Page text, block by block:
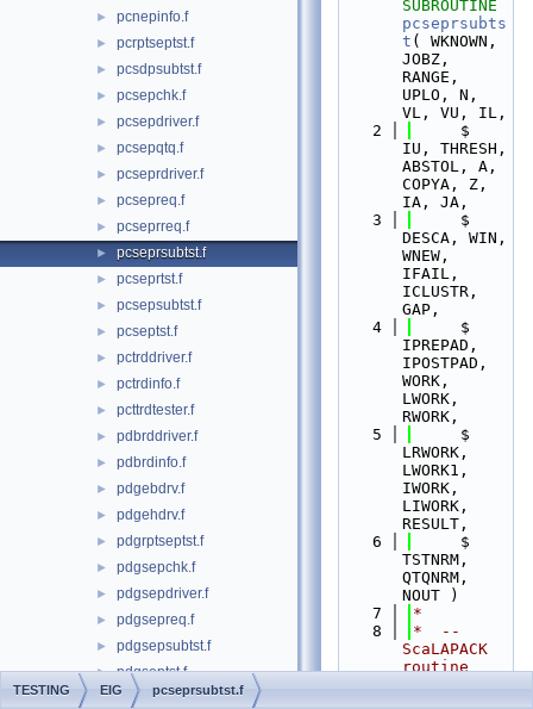
► pcnepinfo.f
► pcrptseptst.f
► pcsdpsubtst.f
► pcsepchk.f
► pcsepdriver.f
► pcsepqtq.f
► pcseprdriver.f
► pcsepreq.f
► pcseprreq.f
► pcseprsubtst.f
► pcseprtst.f
► pcsepsubtst.f
► pcseptst.f
► pctrddriver.f
► pctrdinfo.f
► pcttrdtester.f
► pdbrddriver.f
► pdbrdinfo.f
► pdgebdrv.f
► pdgehdrv.f
► pdgrptseptst.f
► pdgsepchk.f
► pdgsepdriver.f
► pdgsepreq.f
► pdgsepsubtst.f
► pdgseptst.f
► pdhrddriver.f
pcseprsubts
t ( WKNOWN,
JOBZ,
RANGE,
UPLO, N,
VL, VU, IL,
    2
     $
IU, THRESH,
ABSTOL, A,
COPYA, Z,
IA, JA,
    3
     $
DESCA, WIN,
WNEW,
IFAIL,
ICLUSTR,
GAP,
    4
     $
IPREPAD,
IPOSTPAD,
WORK,
LWORK,
RWORK,
    5
     $
LRWORK,
LWORK1,
IWORK,
LIWORK,
RESULT,
    6
     $
TSTNRM,
QTQNRM,
NOUT )
    7
*
    8
*  --
ScaLAPACK
routine
(@(MODE)ver
TESTING EIG pcseprsubtst.f